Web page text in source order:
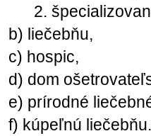
2.
b) liečebňu,
c) hospic,
d) dom
e) prírodné
f) kúpeľnú liečebňu.